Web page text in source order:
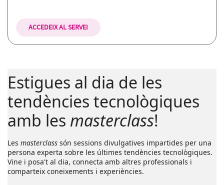
ACCEDEIX AL SERVEI
Estigues al dia de les
tendències tecnològiques
amb les masterclass!
Les masterclass són sessions divulgatives impartides per una
persona experta sobre les últimes tendències tecnològiques.
Vine i posa't al dia, connecta amb altres professionals i
comparteix coneixements i experiències.